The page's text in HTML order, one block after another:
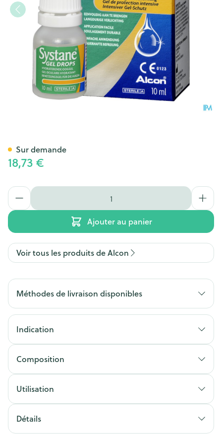
18,73 €
Quantité
Ajouter au panier
Sur demande
Voir tous les produits de Alcon
Méthodes de livraison disponibles
Indication
Composition
Utilisation
Détails